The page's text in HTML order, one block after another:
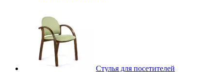
Стулья для посетителей